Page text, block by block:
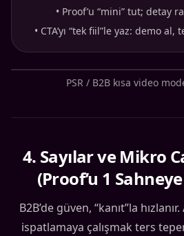
• Proof’u “mini” tut; detay
• CTA’yı “tek fiil”le yaz: demo
PSR / B2B kısa video
4. Sayılar ve Mikro
(Proof’u 1
B2B’de güven, “kanıt”la
ispatlamaya çalışmak ters